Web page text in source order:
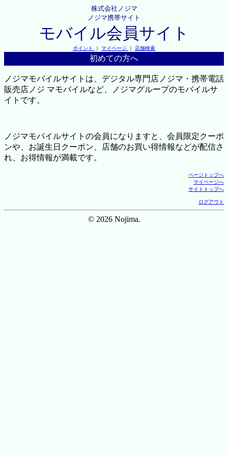
株式会社ノジマ
ノジマ携帯サイト
モバイル会員サイト
ポイント ｜ マイページ ｜ 店舗検索
初めての方へ
ノジマモバイルサイトは、デジタル専門店ノジマ・携帯電話
販売店ノジ マモバイルなど、ノジマグループのモバイルサ
イトです。
ノジマモバイルサイトの会員になりますと、会員限定クーポ
ンや、お誕生日クーポン、店舗のお買い得情報などが配信さ
れ、お得情報が満載です。
ページトップへ
マイページへ
サイトトップへ
ログアウト
© 2026 Nojima.